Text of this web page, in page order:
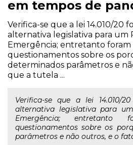
em tempos de
Verifica-se que a lei 14.010/20
alternativa legislativa para um
Emergência; entretanto foram
questionamentos sobre os
determinados parâmetros e
que a tutela ...
Verifica-se que a lei 14.010/
alternativa legislativa para
Emergência;
questionamentos sobre os
parâmetros e não outros, e o